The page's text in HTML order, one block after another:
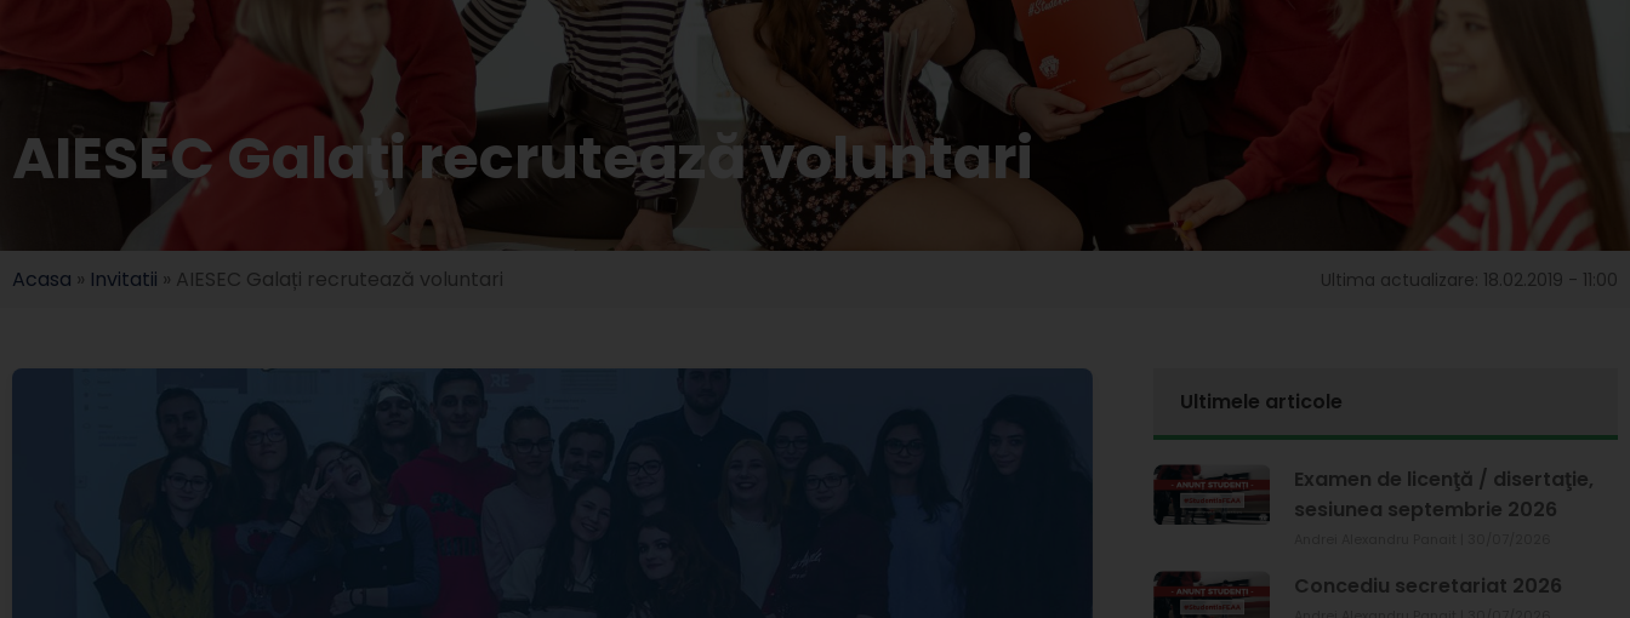
AIESEC Galați recrutează voluntari
Acasa » Invitatii » AIESEC Galați recrutează voluntari Ultima actualizare: 18.02.2019 - 11:00
Ultimele articole
Examen de licenţă / disertaţie,
sesiunea septembrie 2026
Concediu secretariat 2026